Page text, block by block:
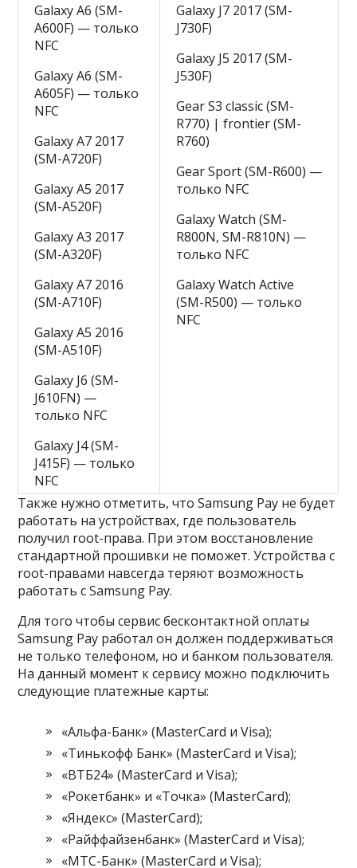
Galaxy A6 (SM-
A600F) — только
NFC
Galaxy A6 (SM-
A605F) — только
NFC
Galaxy A7 2017
(SM-A720F)
Galaxy A5 2017
(SM-A520F)
Galaxy A3 2017
(SM-A320F)
Galaxy A7 2016
(SM-A710F)
Galaxy A5 2016
(SM-A510F)
Galaxy J6 (SM-
J610FN) —
только NFC
Galaxy J4 (SM-
J415F) — только
NFC
Galaxy J7 2017 (SM-
J730F)
Galaxy J5 2017 (SM-
J530F)
Gear S3 classic (SM-
R770) | frontier (SM-
R760)
Gear Sport (SM-R600) —
только NFC
Galaxy Watch (SM-
R800N, SM-R810N) —
только NFC
Galaxy Watch Active
(SM-R500) — только
NFC
Также нужно отметить, что Samsung Pay не будет
работать на устройствах, где пользователь
получил root-права. При этом восстановление
стандартной прошивки не поможет. Устройства с
root-правами навсегда теряют возможность
работать с Samsung Pay.
Для того чтобы сервис бесконтактной оплаты
Samsung Pay работал он должен поддерживаться
не только телефоном, но и банком пользователя.
На данный момент к сервису можно подключить
следующие платежные карты:
«Альфа-Банк» (MasterCard и Visa);
«Тинькофф Банк» (MasterCard и Visa);
«ВТБ24» (MasterCard и Visa);
«Рокетбанк» и «Точка» (MasterCard);
«Яндекс» (MasterCard);
«Райффайзенбанк» (MasterCard и Visa);
«МТС-Банк» (MasterCard и Visa);